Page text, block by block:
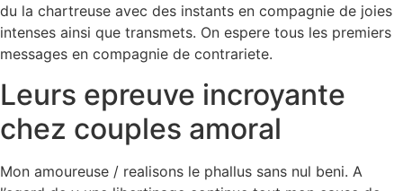
du la chartreuse avec des instants en compagnie de joies
intenses ainsi que transmets. On espere tous les premiers
messages en compagnie de contrariete.
Leurs epreuve incroyante
chez couples amoral
Mon amoureuse / realisons le phallus sans nul beni. A